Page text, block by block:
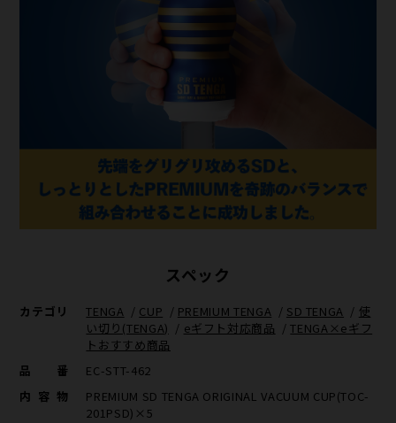
スペック
カテゴリ TENGA / CUP / PREMIUM TENGA / SD TENGA / 使
い切り(TENGA) / eギフト対応商品 /TENGA×eギフ
トおすすめ商品
品番
EC-STT-462
内容物
PREMIUM SD TENGA ORIGINAL VACUUM CUP(TOC-
201PSD)×5